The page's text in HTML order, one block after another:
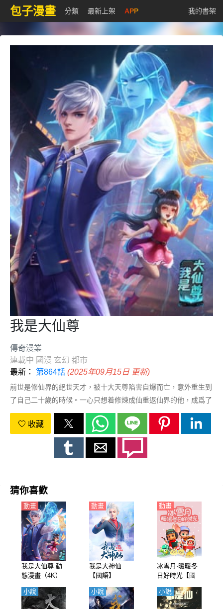
包子漫畫 分類 最新上架 APP 我的書架
我是大仙尊
傳奇漫業
連載中 國漫 玄幻 都市
最新： 第864話 (2025年09月15日 更新)
前世是修仙界的絕世天才，被十大天尊陷害自爆而亡，意外重生到
了自己二十歲的時候。一心只想着修煉成仙重返仙界的他，成爲了
地球最強的男人，翻手爲雲覆手爲雨，惹本天尊者，灰飛煙滅！！
收藏
猜你喜歡
我是大仙尊 動
態漫畫（4K）
動畫
我是大神仙
【國語】
動畫
冰雪月·暖暖冬
日好時光【國
動畫
小說 小說 小說